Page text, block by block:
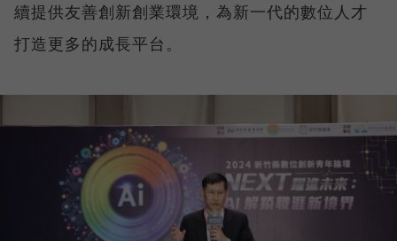
續提供友善創新創業環境，為新一代的數位人才
打造更多的成長平台。